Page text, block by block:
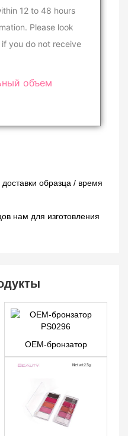
12 to 48 hours
Please look
if you do not receive
объем
образца / время
нам для изготовления
OEM-бронзатор
PS0296